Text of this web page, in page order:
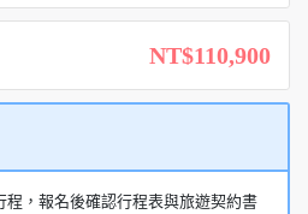
NT$110,900
程，報名後確認行程表與旅遊契約書